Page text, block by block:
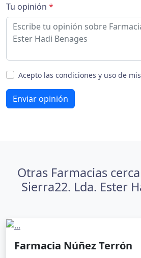
Tu opinión *
Acepto las condiciones y uso de
Enviar opinión
Otras Farmacias
Sierra22. Lda. Ester
Farmacia Núñez Terrón